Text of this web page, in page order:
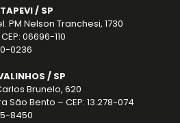
/ SP
PM Nelson Tranchesi, 1730
06696-110
0236
/ SP
Brunelo, 620
São Bento – CEP: 13.278-074
8450